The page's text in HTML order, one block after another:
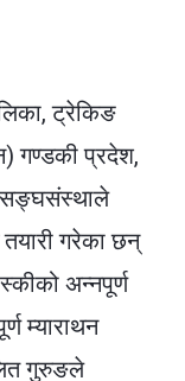
ट्रेकिङ
गण्डकी प्रदेश,
सङ्घसंस्थाले
गरेका छन्
अन्नपूर्ण
म्याराथन
गुरुङले